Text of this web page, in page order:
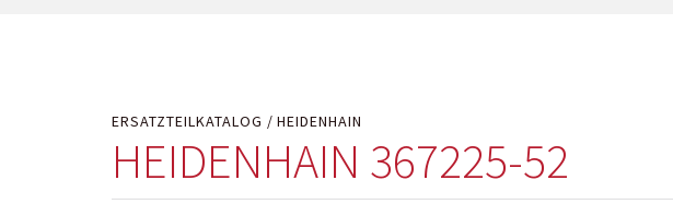
ERSATZTEILKATALOG HEIDENHAIN
HEIDENHAIN 367225-52